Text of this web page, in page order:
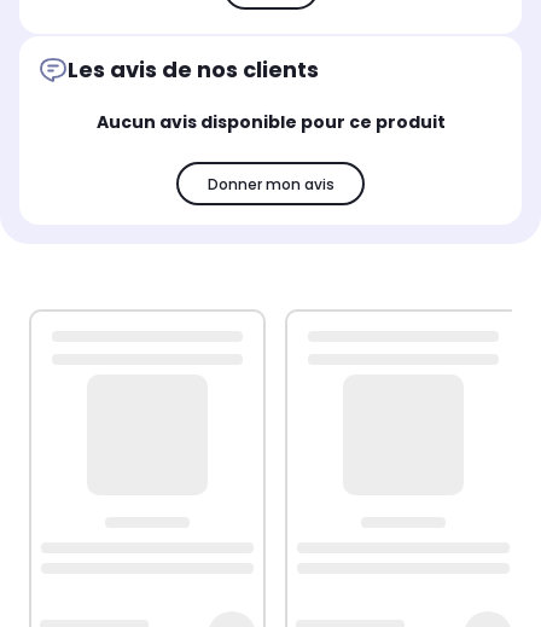
Les avis de nos clients
Aucun avis disponible pour ce produit
Donner mon avis